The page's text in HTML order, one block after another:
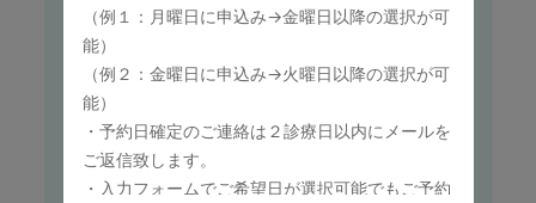
保険診療
血液内科
（例１：月曜日に申込み→金曜日以降の選択が可
能）
（例２：金曜日に申込み→火曜日以降の選択が可
能）
・予約日確定のご連絡は２診療日以内にメールを
ご返信致します。
・入力フォームでご希望日が選択可能でもご予約